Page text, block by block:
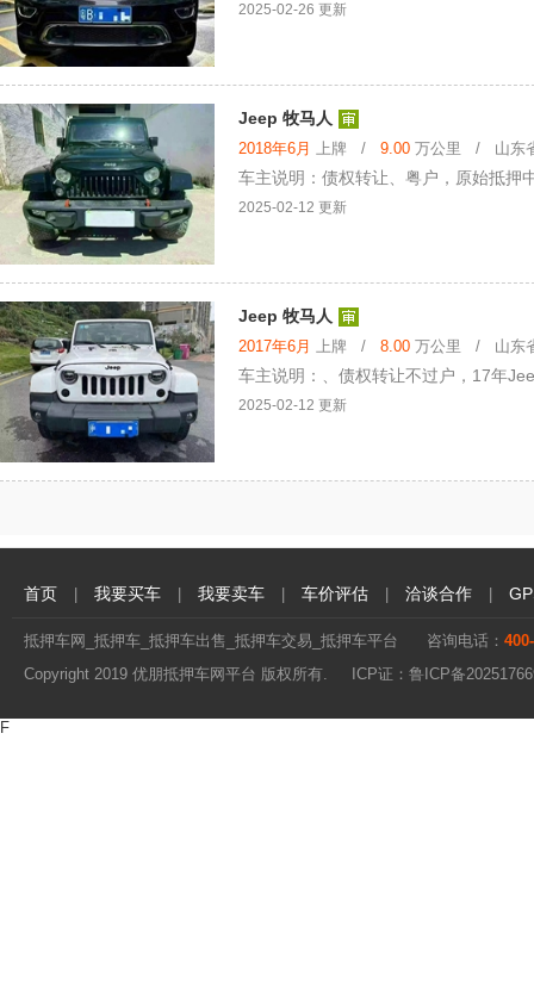
2025-02-26 更新
Jeep 牧马人
2018年6月 上牌 / 9.00 万公里 / 山东省
车主说明：债权转让、粤户，原始抵押
2025-02-12 更新
Jeep 牧马人
2017年6月 上牌 / 8.00 万公里 / 山东省
车主说明：、债权转让不过户，17年
2025-02-12 更新
首页 我要买车 我要卖车 车价评估 洽谈合作
抵押车网_抵押车_抵押车出售_抵押车交易_抵押车平台 咨询电话：
Copyright 2019 优朋抵押车网平台 版权所有. ICP证： 鲁ICP备
F